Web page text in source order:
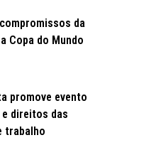
da
Copa do Mundo
promove evento
direitos das
trabalho